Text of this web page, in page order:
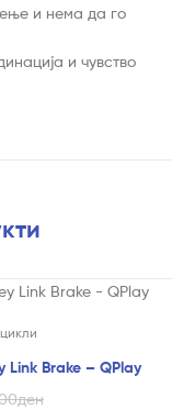
и нема да го
и чувство
Link Brake – QPlay
ден